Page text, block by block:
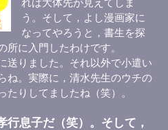
れば大体先が見えてしま
う。そして，よし漫画家に
なってやろうと，書生を探
所に入門したわけです。
送りました。それ以外で小遣い
ね。実際に，清水先生のウチの
たりしてましたね（笑）。
行息子だ（笑）。そして，